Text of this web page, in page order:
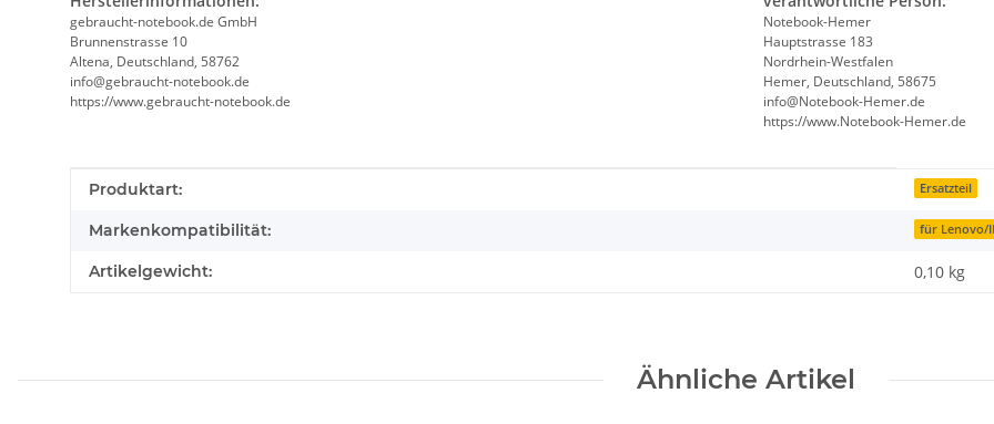
gebraucht-notebook.de GmbH
Brunnenstrasse 10
Altena, Deutschland, 58762
info@gebraucht-notebook.de
https://www.gebraucht-notebook.de
Notebook-Hemer
Hauptstrasse 183
Nordrhein-Westfalen
Hemer, Deutschland, 58675
info@Notebook-Hemer.de
https://www.Notebook-Hemer.de
Produkteigenschaft
Wert
Produktart: Ersatzteil
Markenkompatibilität: für Lenovo/
Artikelgewicht: 0,10 kg
Ähnliche Artikel